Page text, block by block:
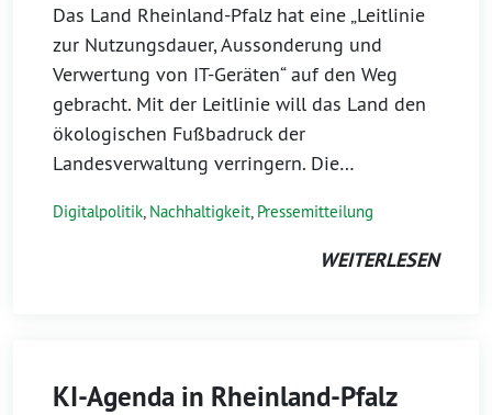
Das Land Rheinland-Pfalz hat eine „Leitlinie
zur Nutzungsdauer, Aussonderung und
Verwertung von IT-Geräten“ auf den Weg
gebracht. Mit der Leitlinie will das Land den
ökologischen Fußbadruck der
Landesverwaltung verringern. Die…
Digitalpolitik, Nachhaltigkeit, Pressemitteilung
WEITERLESEN
KI-Agenda in Rheinland-Pfalz